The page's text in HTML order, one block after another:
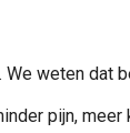
weten dat
pijn, meer